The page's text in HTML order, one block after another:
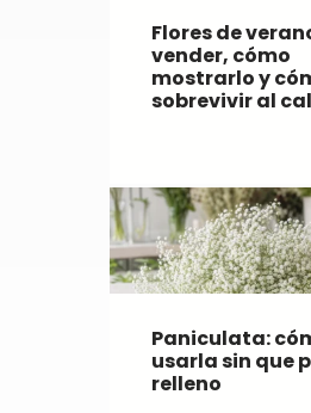
Flores de
vender, cómo
mostrarlo y
sobrevivir al
Paniculata:
usarla sin que
relleno